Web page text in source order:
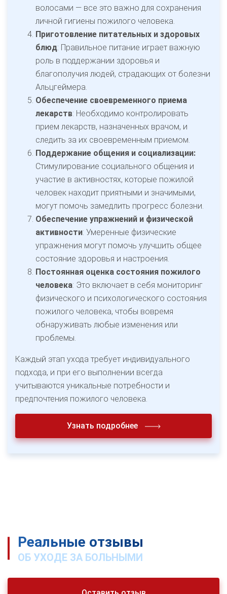
волосами — все это важно для сохранения
личной гигиены пожилого человека.
Приготовление питательных и здоровых
блюд: Правильное питание играет важную
роль в поддержании здоровья и
благополучия людей, страдающих от болезни
Альцгеймера.
Обеспечение своевременного приема
лекарств: Необходимо контролировать
прием лекарств, назначенных врачом, и
следить за их своевременным приемом.
Поддержание общения и социализации:
Стимулирование социального общения и
участие в активностях, которые пожилой
человек находит приятными и значимыми,
могут помочь замедлить прогресс болезни.
Обеспечение упражнений и физической
активности: Умеренные физические
упражнения могут помочь улучшить общее
состояние здоровья и настроения.
Постоянная оценка состояния пожилого
человека: Это включает в себя мониторинг
физического и психологического состояния
пожилого человека, чтобы вовремя
обнаруживать любые изменения или
проблемы.
Каждый этап ухода требует индивидуального
подхода, и при его выполнении всегда
учитываются уникальные потребности и
предпочтения пожилого человека.
Узнать подробнее
Реальные отзывы
ОБ УХОДЕ ЗА БОЛЬНЫМИ